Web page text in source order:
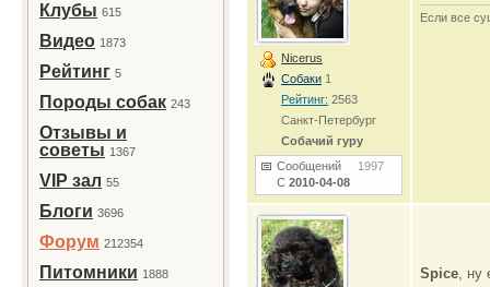
Клубы 615
Видео 1873
Рейтинг 5
Породы собак 243
Отзывы и
советы 1367
VIP зал 55
Блоги 3696
Форум 212354
Питомники 1888
Nicerus
Собаки 1
Рейтинг: 2563
Санкт-Петербург
Собачий гуру
Сообщений 1997
С 2010-04-08
Если все
Spice, ну